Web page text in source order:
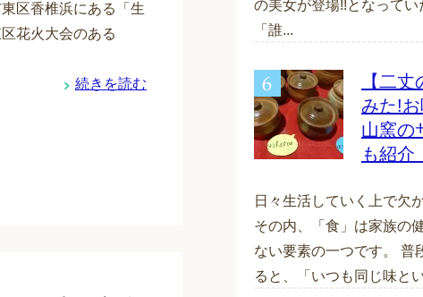
区香椎浜にある「生
花火大会のある
続きを読む
の美女が登場!!となって
「誰...
【二
みた!
山窯の
も紹介
日々生活していく上で欠
その内、「食」は家族の
ない要素の一つです。 普
ると、「いつも同じ味と